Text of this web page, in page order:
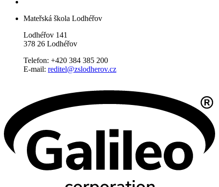
Mateřská škola Lodhéřov
Lodhéřov 141
378 26 Lodhéřov
Telefon: +420 384 385 200
E-mail: reditel@zslodherov.cz